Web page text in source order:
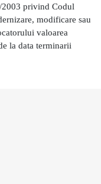
privind Codul
modificare sau
valoarea
la data terminarii